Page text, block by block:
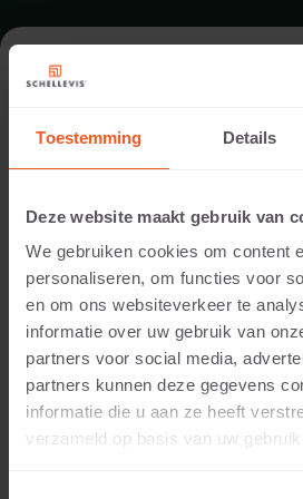
Toestemming Details
Deze website maakt gebruik van
We gebruiken cookies om content
personaliseren, om functies voor
en om ons websiteverkeer te
informatie over uw gebruik van
partners voor social media,
partners kunnen deze gegevens
informatie die u aan ze heeft
verzameld op basis van uw
FORMAT - POOL
RANGE POOL
50 MM THICKNESS